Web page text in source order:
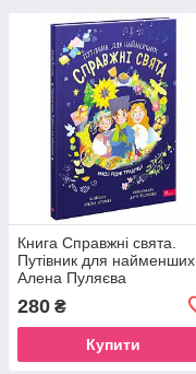
Книга Справжні свята.
Путівник для найменших.
Алена Пуляєва
280 ₴
Купити